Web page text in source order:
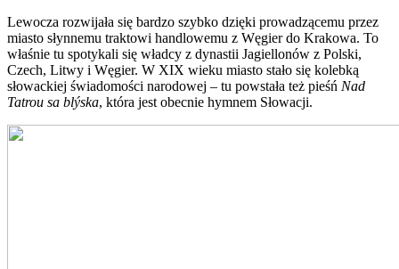
Lewocza rozwijała się bardzo szybko dzięki prowadzącemu przez
miasto słynnemu traktowi handlowemu z Węgier do Krakowa. To
właśnie tu spotykali się władcy z dynastii Jagiellonów z Polski,
Czech, Litwy i Węgier. W XIX wieku miasto stało się kolebką
słowackiej świadomości narodowej – tu powstała też pieśń Nad
Tatrou sa blýska, która jest obecnie hymnem Słowacji.